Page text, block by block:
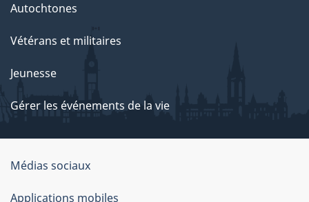
Autochtones
Vétérans et militaires
Jeunesse
Gérer les événements de la vie
Organisation
du
Médias sociaux
Applications mobiles